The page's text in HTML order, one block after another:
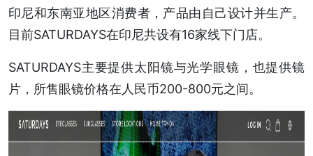
印尼和东南亚地区消费者，产品由自己设计并生产。
目前SATURDAYS在印尼共设有16家线下门店。
SATURDAYS主要提供太阳镜与光学眼镜，也提供镜
片，所售眼镜价格在人民币200-800元之间。